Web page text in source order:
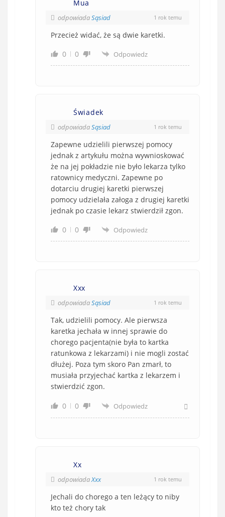
Mua
odpowiadaSąsiad 1 rok temu
Przecież widać, że są dwie karetki.
0
0 Odpowiedz
Świadek
odpowiadaSąsiad 1 rok temu
Zapewne udzielili pierwszej pomocy
jednak z artykułu można wywnioskować
że na jej pokładzie nie było lekarza tylko
ratownicy medyczni. Zapewne po
dotarciu drugiej karetki pierwszej
pomocy udzielała załoga z drugiej karetki
jednak po czasie lekarz stwierdził zgon.
0
0 Odpowiedz
Xxx
odpowiadaSąsiad 1 rok temu
Tak, udzielili pomocy. Ale pierwsza
karetka jechała w innej sprawie do
chorego pacjenta(nie była to kartka
ratunkowa z lekarzami) i nie mogli zostać
dłużej. Poza tym skoro Pan zmarł, to
musiała przyjechać kartka z lekarzem i
stwierdzić zgon.
0 0 Odpowiedz
Xx
odpowiadaXxx 1 rok temu
Jechali do chorego a ten leżący to niby
kto też chory tak